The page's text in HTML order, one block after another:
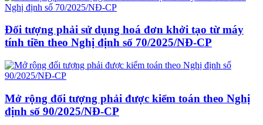
Đối tượng phải sử dụng hoá đơn khởi tạo từ máy
tính tiền theo Nghị định số 70/2025/NĐ-CP
Mở rộng đối tượng phải được kiểm toán theo Nghị
định số 90/2025/NĐ-CP